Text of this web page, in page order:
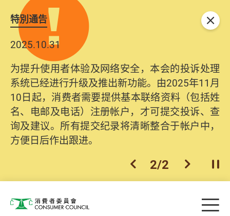
特別通告
2025.10.31
为提升使用者体验及网络安全，本会的投诉处理
系统已经进行升级及推出新功能。由2025年11月
10日起，消费者需要提供基本联络资料（包括姓
名、电邮及电话）注册帐户，才可提交投诉、查
询及建议。所有提交纪录将清晰整合于帐户中，
方便日后作出跟进。
上一个
2/2 下一个开
关闭
消费者委员会 目